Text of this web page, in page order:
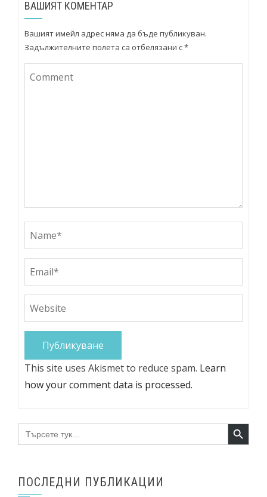
ВАШИЯТ КОМЕНТАР
Вашият имейл адрес няма да бъде публикуван.
Задължителните полета са отбелязани с*
This site uses Akismet to reduce spam. Learn
how your comment data is processed.
Search
for:
Search Button
ПОСЛЕДНИ ПУБЛИКАЦИИ